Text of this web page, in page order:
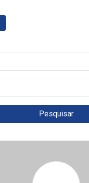
Pesquisar